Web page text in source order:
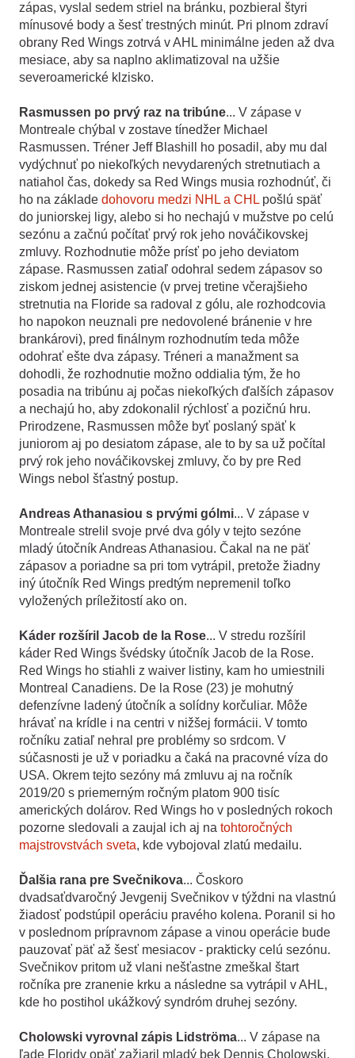
zápas, vyslal sedem striel na bránku, pozbieral štyri
mínusové body a šesť trestných minút. Pri plnom zdraví
obrany Red Wings zotrvá v AHL minimálne jeden až dva
mesiace, aby sa naplno aklimatizoval na užšie
severoamerické klzisko.
Rasmussen po prvý raz na tribúne... V zápase v
Montreale chýbal v zostave tínedžer Michael
Rasmussen. Tréner Jeff Blashill ho posadil, aby mu dal
vydýchnuť po niekoľkých nevydarených stretnutiach a
natiahol čas, dokedy sa Red Wings musia rozhodnúť, či
ho na základe dohovoru medzi NHL a CHL pošlú späť
do juniorskej ligy, alebo si ho nechajú v mužstve po celú
sezónu a začnú počítať prvý rok jeho nováčikovskej
zmluvy. Rozhodnutie môže prísť po jeho deviatom
zápase. Rasmussen zatiaľ odohral sedem zápasov so
ziskom jednej asistencie (v prvej tretine včerajšieho
stretnutia na Floride sa radoval z gólu, ale rozhodcovia
ho napokon neuznali pre nedovolené bránenie v hre
brankárovi), pred finálnym rozhodnutím teda môže
odohrať ešte dva zápasy. Tréneri a manažment sa
dohodli, že rozhodnutie možno oddialia tým, že ho
posadia na tribúnu aj počas niekoľkých ďalších zápasov
a nechajú ho, aby zdokonalil rýchlosť a pozičnú hru.
Prirodzene, Rasmussen môže byť poslaný späť k
juniorom aj po desiatom zápase, ale to by sa už počítal
prvý rok jeho nováčikovskej zmluvy, čo by pre Red
Wings nebol šťastný postup.
Andreas Athanasiou s prvými gólmi... V zápase v
Montreale strelil svoje prvé dva góly v tejto sezóne
mladý útočník Andreas Athanasiou. Čakal na ne päť
zápasov a poriadne sa pri tom vytrápil, pretože žiadny
iný útočník Red Wings predtým nepremenil toľko
vyložených príležitostí ako on.
Káder rozšíril Jacob de la Rose... V stredu rozšíril
káder Red Wings švédsky útočník Jacob de la Rose.
Red Wings ho stiahli z waiver listiny, kam ho umiestnili
Montreal Canadiens. De la Rose (23) je mohutný
defenzívne ladený útočník a solídny korčuliar. Môže
hrávať na krídle i na centri v nižšej formácii. V tomto
ročníku zatiaľ nehral pre problémy so srdcom. V
súčasnosti je už v poriadku a čaká na pracovné víza do
USA. Okrem tejto sezóny má zmluvu aj na ročník
2019/20 s priemerným ročným platom 900 tisíc
amerických dolárov. Red Wings ho v posledných rokoch
pozorne sledovali a zaujal ich aj na tohtoročných
majstrovstvách sveta, kde vybojoval zlatú medailu.
Ďalšia rana pre Svečnikova... Čoskoro
dvadsaťdvaročný Jevgenij Svečnikov v týždni na vlastnú
žiadosť podstúpil operáciu pravého kolena. Poranil si ho
v poslednom prípravnom zápase a vinou operácie bude
pauzovať päť až šesť mesiacov - prakticky celú sezónu.
Svečnikov pritom už vlani nešťastne zmeškal štart
ročníka pre zranenie krku a následne sa vytrápil v AHL,
kde ho postihol ukážkový syndróm druhej sezóny.
Cholowski vyrovnal zápis Lidströma... V zápase na
ľade Floridy opäť zažiaril mladý bek Dennis Cholowski,